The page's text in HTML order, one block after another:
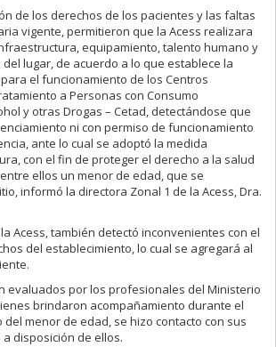
de los derechos de los pacientes y las faltas
vigente, permitieron que la Acess realizara
equipamiento, talento humano y
lugar, de acuerdo a lo que establece la
el funcionamiento de los Centros
a Personas con Consumo
y otras Drogas – Cetad, detectándose que
ni con permiso de funcionamiento
ante lo cual se adoptó la medida
con el fin de proteger el derecho a la salud
ellos un menor de edad, que se
informó la directora Zonal 1 de la Acess, Dra.
Acess, también detectó inconvenientes con el
del establecimiento, lo cual se agregará al
evaluados por los profesionales del Ministerio
brindaron acompañamiento durante el
del menor de edad, se hizo contacto con sus
disposición de ellos.